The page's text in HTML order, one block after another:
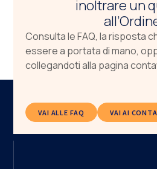
inoltrare un
Consulta le FAQ, la risposta
essere a portata di mano,
collegandoti alla pagina
VAI ALLE FAQ VAI AI